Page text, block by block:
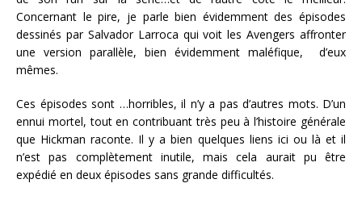
Concernant le pire, je parle bien évidemment des épisodes
dessinés par Salvador Larroca qui voit les Avengers affronter
une version parallèle, bien évidemment maléfique, d’eux
mêmes.
Ces épisodes sont …horribles, il n’y a pas d’autres mots. D’un
ennui mortel, tout en contribuant très peu à l’histoire générale
que Hickman raconte. Il y a bien quelques liens ici ou là et il
n’est pas complètement inutile, mais cela aurait pu être
expédié en deux épisodes sans grande difficultés.